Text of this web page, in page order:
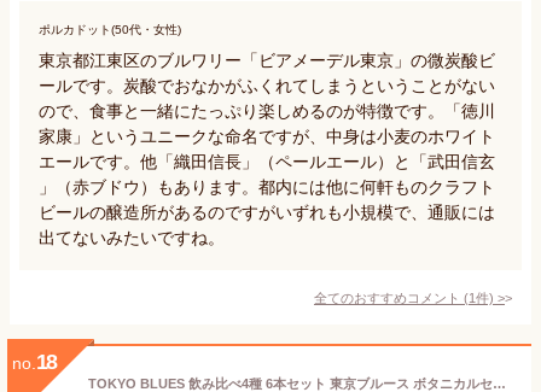
ポルカドット(50代・女性)
東京都江東区のブルワリー「ビアメーデル東京」の微炭酸ビ
ールです。炭酸でおなかがふくれてしまうということがない
ので、食事と一緒にたっぷり楽しめるのが特徴です。「徳川
家康」というユニークな命名ですが、中身は小麦のホワイト
エールです。他「織田信長」（ペールエール）と「武田信玄
」（赤ブドウ）もあります。都内には他に何軒ものクラフト
ビールの醸造所があるのですがいずれも小規模で、通販には
出てないみたいですね。
全てのおすすめコメント (1件) >
no. 18
TOKYO BLUES 飲み比べ4種 6本セット 東京ブルース ボタニカルセゾン クラフトビール